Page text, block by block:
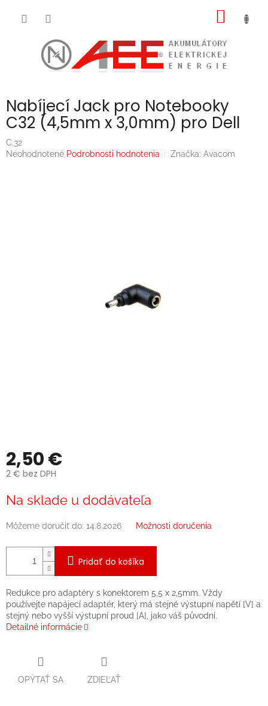
Nabíjecí Jack pro Notebooky
C32 (4,5mm x 3,0mm) pro Dell
C.32
Priemerné
Neohodnotené Podrobnosti hodnotenia Značka: Avacom
2,50 €
2 € bez DPH
cena:
Na sklade u dodávateľa
Môžeme doručiť do: 14.8.2026 Možnosti doručenia
Pridať do košíka
Redukce pro adaptéry s konektorem 5,5 x 2,5mm. Vždy
používejte napájecí adaptér, který má stejné výstupní napětí [V] a
stejný nebo vyšší výstupní proud [A], jako váš původní.
Detailné informácie
OPÝTAŤ SA ZDIEĽAŤ